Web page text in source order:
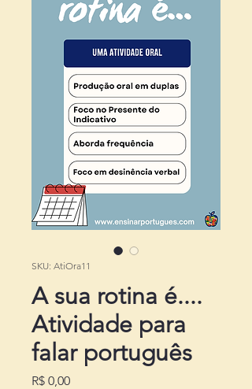
SKU: AtiOra11
A sua rotina é....
Atividade para
falar português
R$ 0,00Preço